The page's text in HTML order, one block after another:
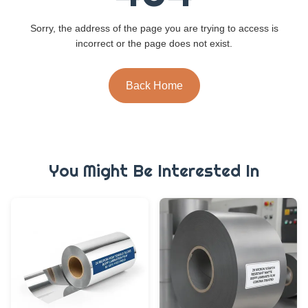
Sorry, the address of the page you are trying to access is
incorrect or the page does not exist.
Back Home
You Might Be Interested In